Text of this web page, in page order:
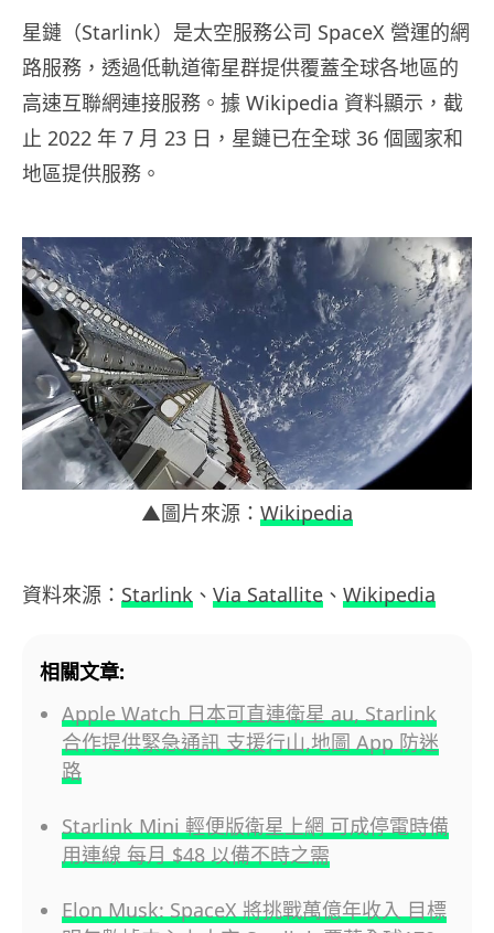
星鏈（Starlink）是太空服務公司 SpaceX 營運的網
路服務，透過低軌道衛星群提供覆蓋全球各地區的
高速互聯網連接服務。據 Wikipedia 資料顯示，截
止 2022 年 7 月 23 日，星鏈已在全球 36 個國家和
地區提供服務。
▲圖片來源： Wikipedia
資料來源： Starlink 、 Via Satallite 、 Wikipedia
相關文章:
Apple Watch 日本可直連衛星 au, Starlink
合作提供緊急通訊 支援行山,地圖 App 防迷
路
Starlink Mini 輕便版衛星上網 可成停電時備
用連線 每月 $48 以備不時之需
Elon Musk: SpaceX 將挑戰萬億年收入 目標